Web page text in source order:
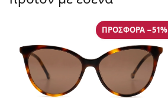
Persol
Όλες οι μάρκες
ΠΡΟΣΦΟΡΆ −51%